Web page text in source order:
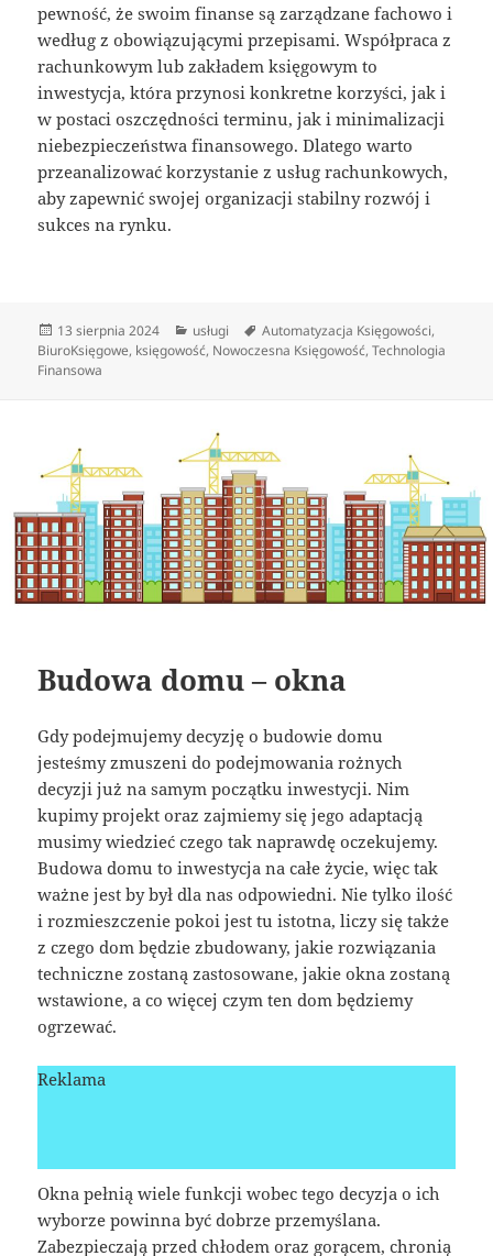
pewność, że swoim finanse są zarządzane fachowo i
według z obowiązującymi przepisami. Współpraca z
rachunkowym lub zakładem księgowym to
inwestycja, która przynosi konkretne korzyści, jak i
w postaci oszczędności terminu, jak i minimalizacji
niebezpieczeństwa finansowego. Dlatego warto
przeanalizować korzystanie z usług rachunkowych,
aby zapewnić swojej organizacji stabilny rozwój i
sukces na rynku.
Data
publikacji
13 sierpnia 2024 Kategorie
usługi Tagi
Automatyzacja Księgowości,
BiuroKsięgowe, księgowość, Nowoczesna Księgowość,Technologia
Finansowa
Budowa domu – okna
Gdy podejmujemy decyzję o budowie domu
jesteśmy zmuszeni do podejmowania rożnych
decyzji już na samym początku inwestycji. Nim
kupimy projekt oraz zajmiemy się jego adaptacją
musimy wiedzieć czego tak naprawdę oczekujemy.
Budowa domu to inwestycja na całe życie, więc tak
ważne jest by był dla nas odpowiedni. Nie tylko ilość
i rozmieszczenie pokoi jest tu istotna, liczy się także
z czego dom będzie zbudowany, jakie rozwiązania
techniczne zostaną zastosowane, jakie okna zostaną
wstawione, a co więcej czym ten dom będziemy
ogrzewać.
Reklama
Okna pełnią wiele funkcji wobec tego decyzja o ich
wyborze powinna być dobrze przemyślana.
Zabezpieczają przed chłodem oraz gorącem, chronią